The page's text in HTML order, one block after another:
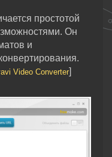
простотой
Он
и
Video Converter]